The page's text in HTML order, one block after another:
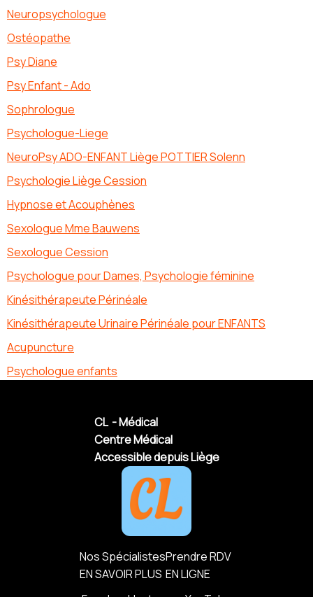
Neuropsychologue
Ostéopathe
Psy Diane
Psy Enfant - Ado
Sophrologue
Psychologue-Liege
NeuroPsy ADO-ENFANT Liège POTTIER Solenn
Psychologie Liège Cession
Hypnose et Acouphènes
Sexologue Mme Bauwens
Sexologue Cession
Psychologue pour Dames, Psychologie féminine
Kinésithérapeute Périnéale
Kinésithérapeute Urinaire Périnéale pour ENFANTS
Acupuncture
Psychologue enfants
CL - Médical
Centre Médical
Accessible depuis Liège
Nos Spécialistes
EN SAVOIR PLUS
Prendre RDV
EN LIGNE